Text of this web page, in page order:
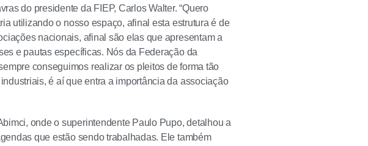
do presidente da FIEP, Carlos Walter. “Quero
utilizando o nosso espaço, afinal esta estrutura é de
nacionais, afinal são elas que apresentam a
e pautas específicas. Nós da Federação da
conseguimos realizar os pleitos de forma tão
é aí que entra a importância da associação
onde o superintendente Paulo Pupo, detalhou a
que estão sendo trabalhadas. Ele também